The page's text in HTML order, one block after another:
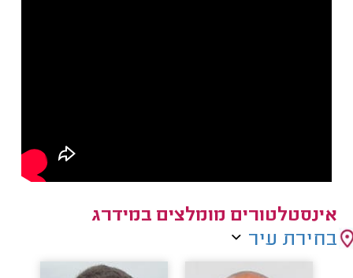
אינסטלטורים מומלצים במידרג
בחירת עיר